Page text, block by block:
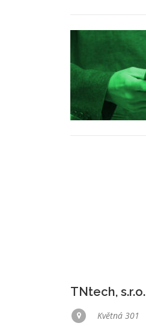
TNtech, s.r.o.
Květná 301